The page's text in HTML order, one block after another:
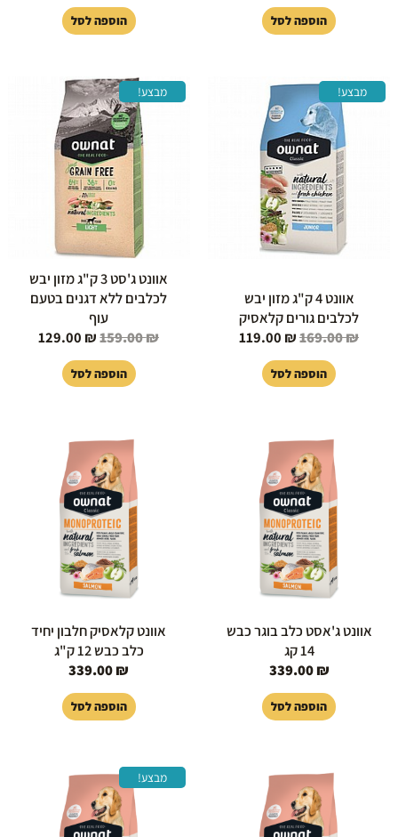
הוספה לסל הוספה לסל
מבצע!
אוונט 4 ק"ג מזון יבש
לכלבים גורים קלאסיק
169.00₪
המחיר
המקורי
היה:
169.00 ₪.
119.00 ₪
הוספה לסל
מבצע!
אוונט ג'סט 3 ק"ג מזון יבש
לכלבים ללא דגנים בטעם
עוף
159.00₪
המחיר
המקורי
היה:
159.00 ₪.
129.00 ₪
הוספה לסל
אוונט ג'אסט כלב בוגר כבש
14 קג
339.00₪
הוספה לסל
אוונט קלאסיק חלבון יחיד
כלב כבש 12 ק"ג
339.00₪
הוספה לסל
מבצע!
המחיר
המקורי
היה:
159.00 ₪.